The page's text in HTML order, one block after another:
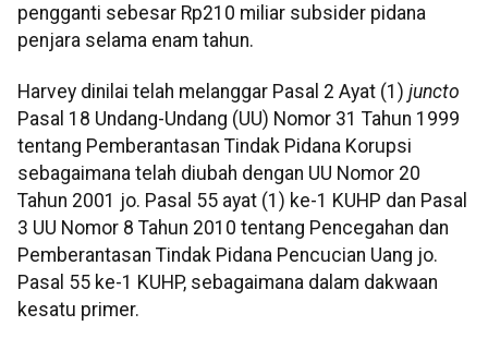
pengganti sebesar Rp210 miliar subsider pidana
penjara selama enam tahun.
Harvey dinilai telah melanggar Pasal 2 Ayat (1) juncto
Pasal 18 Undang-Undang (UU) Nomor 31 Tahun 1999
tentang Pemberantasan Tindak Pidana Korupsi
sebagaimana telah diubah dengan UU Nomor 20
Tahun 2001 jo. Pasal 55 ayat (1) ke-1 KUHP dan Pasal
3 UU Nomor 8 Tahun 2010 tentang Pencegahan dan
Pemberantasan Tindak Pidana Pencucian Uang jo.
Pasal 55 ke-1 KUHP, sebagaimana dalam dakwaan
kesatu primer.